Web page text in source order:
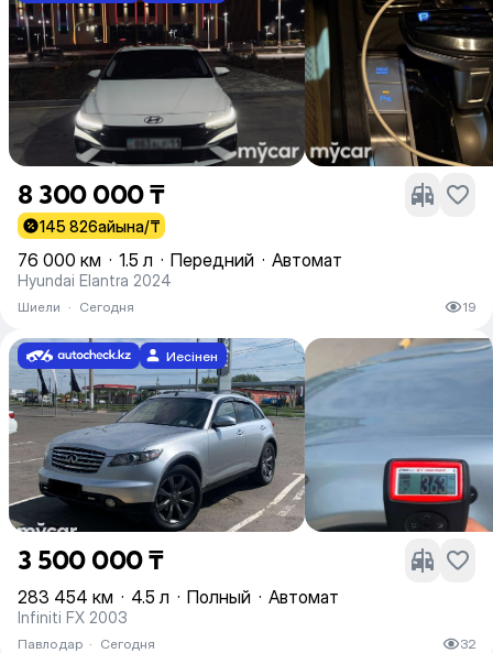
8 300 000 ₸
145 826айына/₸
76 000 км · 1.5 л · Передний · Автомат
Hyundai Elantra 2024
Шиели · Сегодня 19
Иесінен
3 500 000 ₸
283 454 км · 4.5 л · Полный · Автомат
Infiniti FX 2003
Павлодар · Сегодня 32